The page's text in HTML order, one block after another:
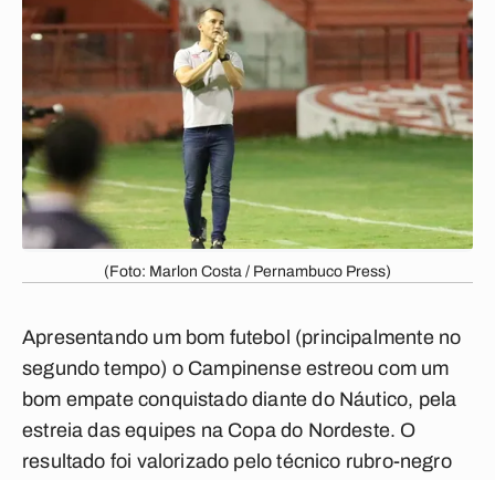
(Foto: Marlon Costa / Pernambuco Press)
Apresentando um bom futebol (principalmente no
segundo tempo) o Campinense estreou com um
bom empate conquistado diante do Náutico, pela
estreia das equipes na Copa do Nordeste. O
resultado foi valorizado pelo técnico rubro-negro